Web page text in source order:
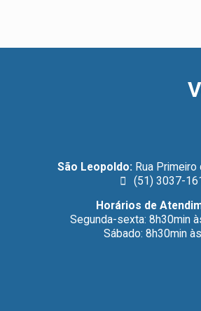
São Leopoldo: Rua
(51) 3037-
Horários de
Segunda-sexta: 8h30min
Sábado: 8h30min